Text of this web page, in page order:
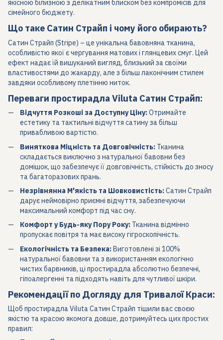
якісною білизною з делікатним блиском без компромісів для
сімейного бюджету.
Що таке Сатин Страйп і чому його обирають?
Сатин Страйп (Stripe) – це унікальна бавовняна тканина,
особливістю якої є чергування матових і глянцевих смуг. Цей
ефект надає їй вишуканий вигляд, близький за своїми
властивостями до жакарду, але з більш лаконічним стилем
завдяки особливому плетінню ниток.
Переваги простирадла Viluta Сатин Страйп:
Відчуття Розкоші за Доступну Ціну:Отримайте
естетику та тактильні відчуття сатину за більш
привабливою вартістю.
Виняткова Міцність та Довговічність: Тканина
складається виключно з натуральної бавовни без
домішок, що забезпечує її довговічність, стійкість до зносу
та багаторазових прань.
Незрівнянна М'якість та Шовковистість:Сатин Страйп
дарує неймовірно приємні відчуття, забезпечуючи
максимальний комфорт під час сну.
Комфорт у Будь-яку Пору Року: Тканина відмінно
пропускає повітря та має високу гігроскопічність.
Екологічність та Безпека:Виготовлені зі 100%
натуральної бавовни та з використанням екологічно
чистих барвників, ці простирадла абсолютно безпечні,
гіпоалергенні та підходять навіть для чутливої шкіри.
Рекомендації по Догляду для Тривалої Краси:
Щоб простирадла Viluta Сатин Страйп тішили вас своєю
якістю та красою якомога довше, дотримуйтесь цих простих
правил: